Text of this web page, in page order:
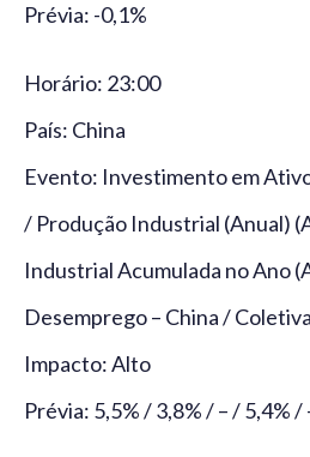
Prévia: -0,1%
Horário: 23:00
País: China
Evento: Investimento em
/ Produção Industrial (Anual)
Industrial Acumulada no Ano
Desemprego – China /
Impacto: Alto
Prévia: 5,5% / 3,8% / – / 5,4% /